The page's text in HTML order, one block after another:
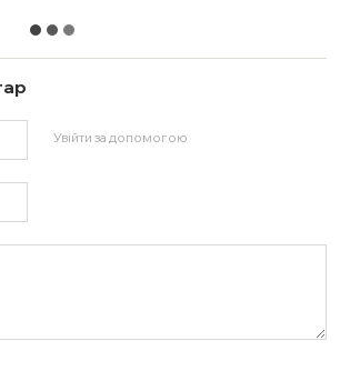
Увійти за допомогою